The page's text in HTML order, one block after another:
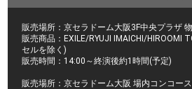
販売場所：京セラドーム大阪3F中央プラザ
販売商品：EXILE/RYUJI IMAICHI/HIROOMI
セルを除く)
販売時間：14:00～終演後約1時間(予定)
販売場所：京セラドーム大阪 場内コンコー